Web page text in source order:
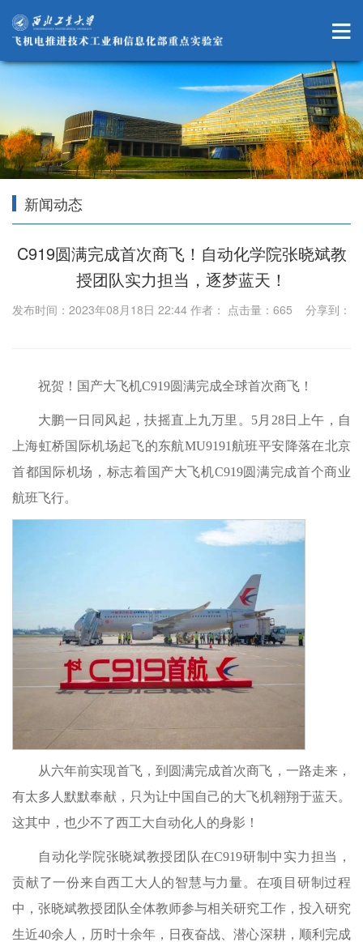
新闻动态
C919圆满完成首次商飞！自动化学院张晓斌教
授团队实力担当，逐梦蓝天！
发布时间：2023年08月18日 22:44 作者： 点击量： 665 分享到：
祝贺！国产大飞机C919圆满完成全球首次商飞！
大鹏一日同风起，扶摇直上九万里。5月28日上午，自
上海虹桥国际机场起飞的东航MU9191航班平安降落在北京
首都国际机场，标志着国产大飞机C919圆满完成首个商业
航班飞行。
从六年前实现首飞，到圆满完成首次商飞，一路走来，
有太多人默默奉献，只为让中国自己的大飞机翱翔于蓝天。
这其中，也少不了西工大自动化人的身影！
自动化学院张晓斌教授团队在C919研制中实力担当，
贡献了一份来自西工大人的智慧与力量。在项目研制过程
中，张晓斌教授团队全体教师参与相关研究工作，投入研究
生近40余人，历时十余年，日夜奋战、潜心深耕，顺利完成